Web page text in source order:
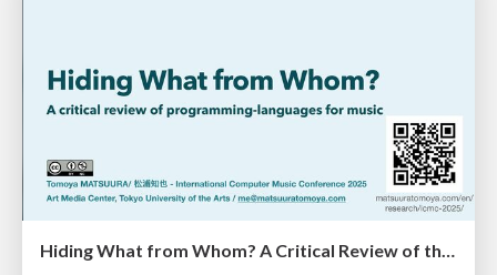
Hiding What from Whom? A Critical Review of the History of Programming languages for Music